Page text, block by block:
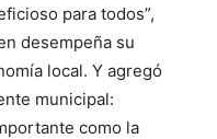
para todos”,
desempeña su
local. Y agregó
municipal:
como la